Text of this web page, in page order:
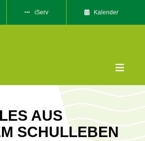
iServ Kalender
Toggle
Das
AUS
SCHULLEBEN